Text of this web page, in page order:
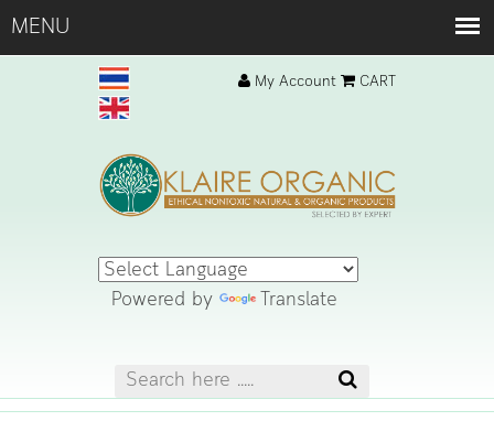
My Account CART
Powered by Translate